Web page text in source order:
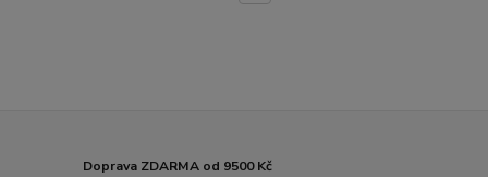
Doprava ZDARMA od 9500 Kč